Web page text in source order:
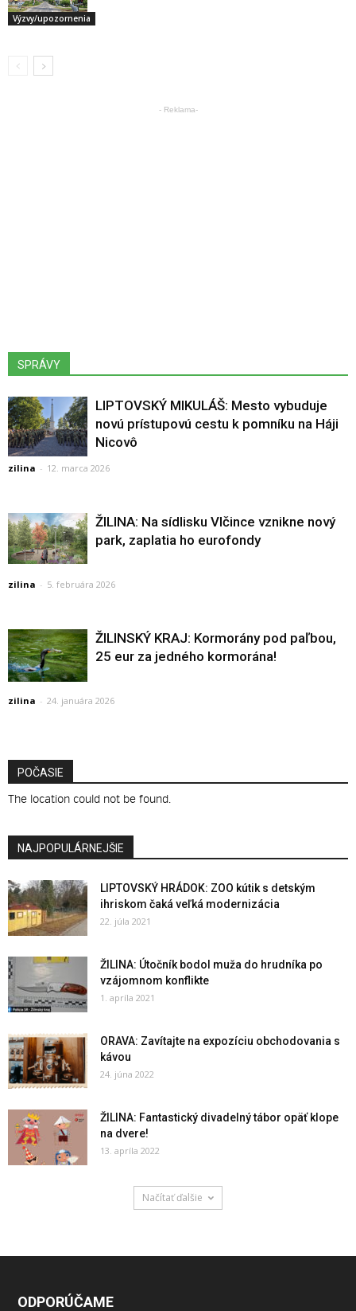
Výzvy/upozornenia
- Reklama-
SPRÁVY
LIPTOVSKÝ MIKULÁŠ: Mesto vybuduje
novú prístupovú cestu k pomníku na Háji
Nicovô
zilina - 12. marca 2026
ŽILINA: Na sídlisku Vlčince vznikne nový
park, zaplatia ho eurofondy
zilina - 5. februára 2026
ŽILINSKÝ KRAJ: Kormorány pod paľbou,
25 eur za jedného kormorána!
zilina - 24. januára 2026
POČASIE
The location could not be found.
NAJPOPULÁRNEJŠIE
LIPTOVSKÝ HRÁDOK: ZOO kútik s detským
ihriskom čaká veľká modernizácia
22. júla 2021
ŽILINA: Útočník bodol muža do hrudníka po
vzájomnom konflikte
1. apríla 2021
ORAVA: Zavítajte na expozíciu obchodovania s
kávou
24. júna 2022
ŽILINA: Fantastický divadelný tábor opäť klope
na dvere!
13. apríla 2022
Načítať ďalšie
ODPORÚČAME